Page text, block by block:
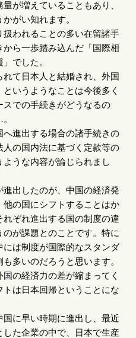
が増えていることもあり、
がい知れます。
われることの多い在留諸手
ら一歩踏み込んだ「国際相
でした。
て日本人と結婚され、外国
いうようなことは今後多く
での手続きがどうなるの
。
進出する場合の諸手続きの
の国内法に基づく定款等の
うな内容が論じられまし
出したのが、中国の経済発
の国にシフトすることはか
ぞれ進出する国の制度の違
が課題とのことです。特に
は制度が国際的なスタンダ
多いのだろうと思います。
の経済力の差が縮まってく
は日本回帰ということにな
に早い時期に進出し、最近
た企業の中で、日本で生産